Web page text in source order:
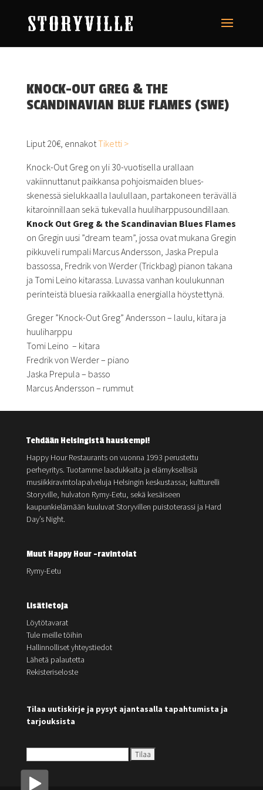
KNOCK-OUT GREG & THE
SCANDINAVIAN BLUE FLAMES (SWE)
Liput 20€, ennakotTiketti >
Knock-Out Greg on yli 30-vuotisella urallaan
vakiinnuttanut paikkansa pohjoismaiden blues-
skenessä sielukkaalla laulullaan, partakoneen terävällä
kitaroinnillaan sekä tukevalla huuliharppusoundillaan.
Knock Out Greg & the Scandinavian Blues Flames
on Gregin uusi ”dream team”, jossa ovat mukana Gregin
pikkuveli rumpali Marcus Andersson, Jaska Prepula
bassossa, Fredrik von Werder (Trickbag) pianon takana
ja Tomi Leino kitarassa. Luvassa vanhan koulukunnan
perinteistä bluesia raikkaalla energialla höystettynä.
Greger ”Knock-Out Greg” Andersson – laulu, kitara ja
huuliharppu
Tomi Leino – kitara
Fredrik von Werder – piano
Jaska Prepula – basso
Marcus Andersson – rummut
Tehdään Helsingistä hauskempi!
Happy Hour Restaurants on vuonna 1993 perustettu
perheyritys. Tuotamme laadukkaita ja elämyksellisiä
musiikkiravintolapalveluja Helsingin keskustassa; kultturelli
Storyville, hulvaton Rymy-Eetu, sekä kesäiseen
kaupunkielämään kuuluvat Storyvillen puistoterassi ja Hard
Day’s Night.
Muut Happy Hour -ravintolat
Rymy-Eetu
Lisätietoja
Löytötavarat
Tule meille töihin
Hallinnolliset yhteystiedot
Lähetä palautetta
Rekisteriseloste
Tilaa uutiskirje ja pysyt ajantasalla tapahtumista ja
tarjouksista